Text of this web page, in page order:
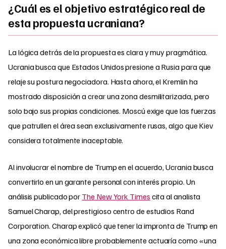
¿Cuál es el objetivo estratégico real de
esta propuesta ucraniana?
La lógica detrás de la propuesta es clara y muy pragmática.
Ucrania busca que Estados Unidos presione a Rusia para que
relaje su postura negociadora. Hasta ahora, el Kremlin ha
mostrado disposición a crear una zona desmilitarizada, pero
solo bajo sus propias condiciones. Moscú exige que las fuerzas
que patrullen el área sean exclusivamente rusas, algo que Kiev
considera totalmente inaceptable.
Al involucrar el nombre de Trump en el acuerdo, Ucrania busca
convertirlo en un garante personal con interés propio. Un
análisis publicado por The New York Times cita al analista
Samuel Charap, del prestigioso centro de estudios Rand
Corporation. Charap explicó que tener la impronta de Trump en
una zona económica libre probablemente actuaría como «una